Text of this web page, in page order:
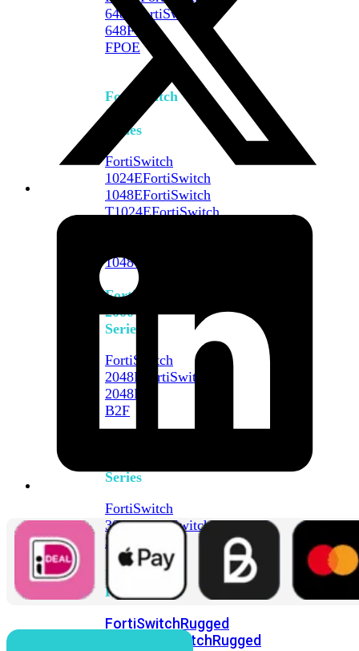
648F
FortiSwitch
648F-
FPOE
FortiSwitch
1000
Series
FortiSwitch
1024EFortiSwitch
1048EFortiSwitch
T1024EFortiSwitch
1048G
FortiSwitch
2000
Series
FortiSwitch
2048F
FortiSwitch
2048F-
B2F
Series
FortiSwitch
3032EFortiSwitch
3032G
FortiSwitch
Ruggedized
FortiSwitchRugged
FortiSwitchRugged